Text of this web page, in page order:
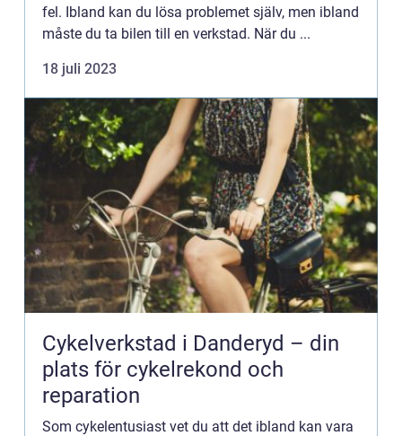
fel. Ibland kan du lösa problemet själv, men ibland
måste du ta bilen till en verkstad. När du ...
18 juli 2023
Cykelverkstad i Danderyd – din
plats för cykelrekond och
reparation
Som cykelentusiast vet du att det ibland kan vara